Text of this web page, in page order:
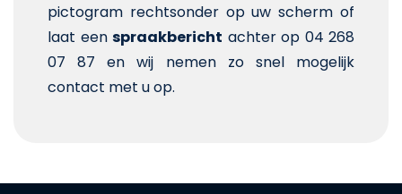
pictogram rechtsonder op uw scherm of
laat een spraakbericht achter op 04 268
07 87 en wij nemen zo snel mogelijk
contact met u op.